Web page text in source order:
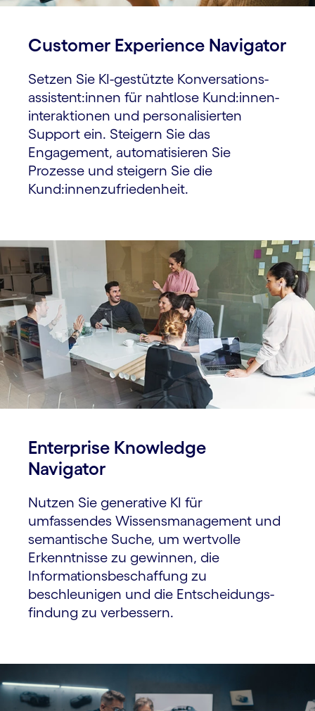
Customer Experience Navigator
Setzen Sie KI-gestützte Konver­sations­
assistent:innen für nahtlose Kund:innen­
interaktionen und persona­lisierten
Support ein. Steigern Sie das
Engagement, automatisieren Sie
Prozesse und steigern Sie die
Kund:innen­zufrieden­heit.
Enterprise Knowledge
Navigator
Nutzen Sie generative KI für
umfassendes Wissens­management und
semantische Suche, um wertvolle
Erkenntnisse zu gewinnen, die
Informations­beschaffung zu
beschleunigen und die Entscheidungs­
findung zu verbessern.